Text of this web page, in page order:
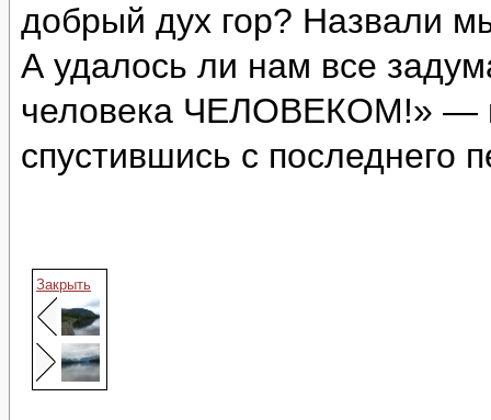
добрый дух гор? Назвали
А удалось ли нам все
человека ЧЕЛОВЕКОМ!» —
спустившись с последнего
Закрыть